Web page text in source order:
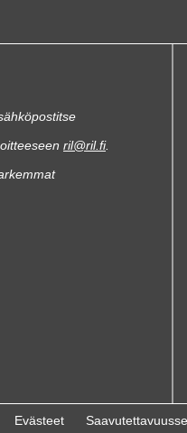
ril@ril.fi.
Evästeet